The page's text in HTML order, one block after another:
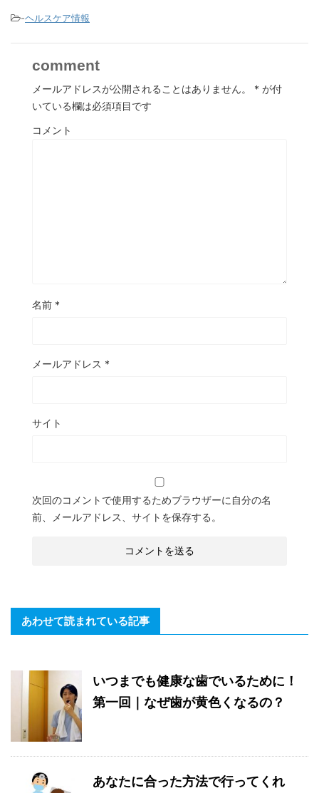
-ヘルスケア情報
comment
メールアドレスが公開されることはありません。 * が付
いている欄は必須項目です
コメント
名前 *
メールアドレス *
サイト
次回のコメントで使用するためブラウザーに自分の名
前、メールアドレス、サイトを保存する。
あわせて読まれている記事
いつまでも健康な歯でいるために！
第一回｜なぜ歯が黄色くなるの？
あなたに合った方法で行ってくれ